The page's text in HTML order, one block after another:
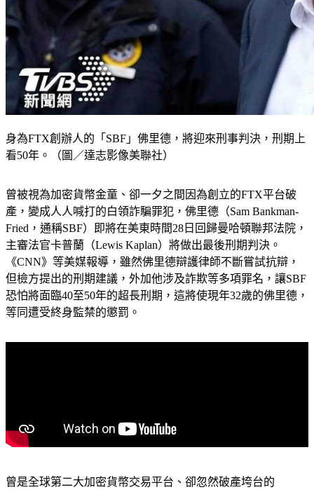
身為FTX創辦人的「SBF」佛里德，將迎來刑事判決，刑期上
看50年。（圖／達志影像美聯社）
曾被視為加密貨幣金童、卻一夕之間因為創立的FTX平台破
產，變成人人喊打的白領詐騙罪犯，佛里德（Sam Bankman-
Fried，通稱SBF）即將在美東時間28日回歸曼哈頓聯邦法院，
主審法官卡普蘭（Lewis Kaplan）將做出最後刑期判決。
《CNN》等美媒報導，雖然佛里德辯護律師不斷嘗試抗辯，
但檢方提出的刑期建議，外加他涉及詐欺等多項罪名，讓SBF
恐怕將面臨40至50年的超長刑期，這將使現年32歲的佛里德，
等同遭受終身監禁的懲罰。
曾是全球第二大加密貨幣交易平台、卻忽然破產垮台的